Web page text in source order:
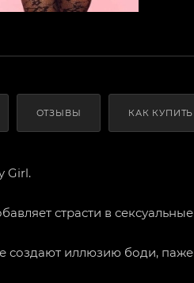
ОТЗЫВЫ КАК КУПИТЬ
Girl.
страсти в
создают иллюзию боди,